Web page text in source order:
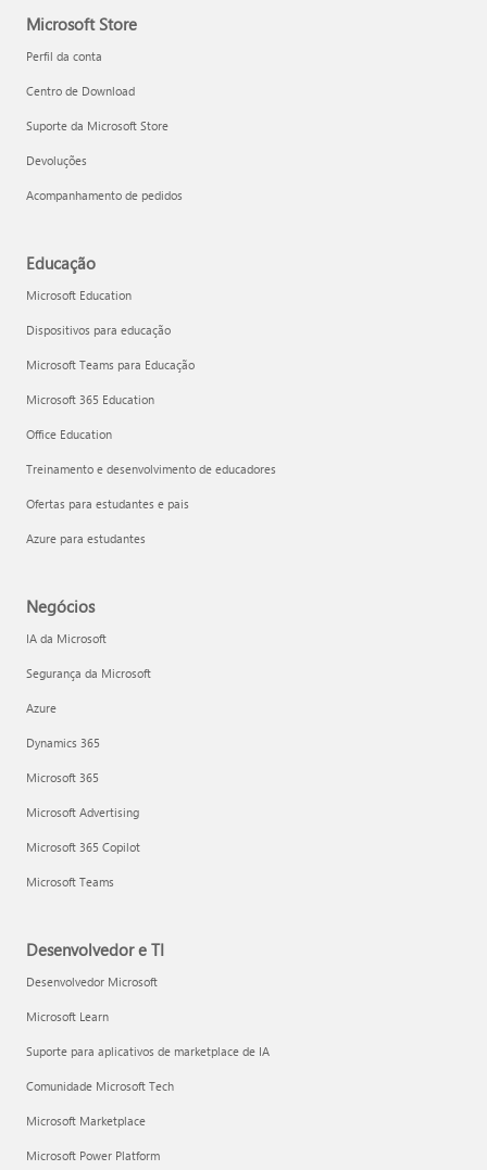
Microsoft Store
Perfil da conta
Centro de Download
Suporte da Microsoft Store
Devoluções
Acompanhamento de pedidos
Educação
Microsoft Education
Dispositivos para educação
Microsoft Teams para Educação
Microsoft 365 Education
Office Education
Treinamento e desenvolvimento de educadores
Ofertas para estudantes e pais
Azure para estudantes
Negócios
IA da Microsoft
Segurança da Microsoft
Azure
Dynamics 365
Microsoft 365
Microsoft Advertising
Microsoft 365 Copilot
Microsoft Teams
Desenvolvedor e TI
Desenvolvedor Microsoft
Microsoft Learn
Suporte para aplicativos de marketplace de IA
Comunidade Microsoft Tech
Microsoft Marketplace
Microsoft Power Platform